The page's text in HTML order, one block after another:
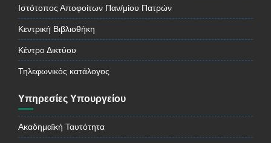
Ιστότοπος Αποφοίτων Παν/μίου Πατρών
Κεντρική Βιβλιοθήκη
Κέντρο Δικτύου
Τηλεφωνικός κατάλογος
Υπηρεσίες Υπουργείου
Ακαδημαϊκή Ταυτότητα